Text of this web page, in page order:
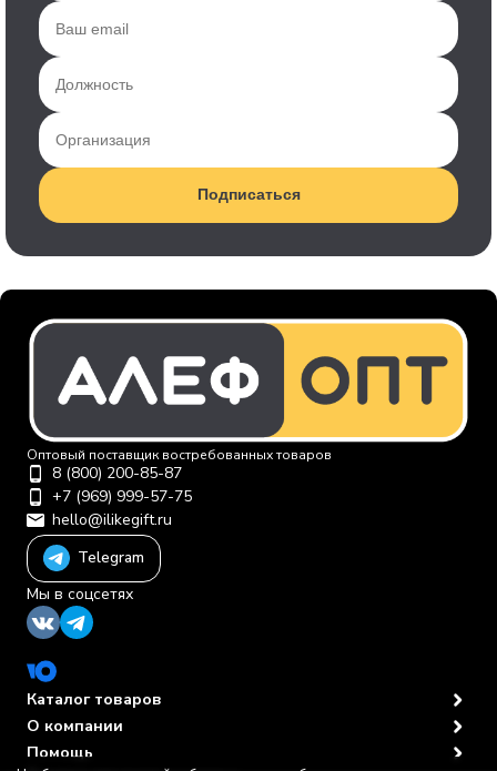
Подписаться
Оптовый поставщик востребованных товаров
8 (800) 200-85-87
+7 (969) 999-57-75
hello@ilikegift.ru
Telegram
Мы в соцсетях
Каталог товаров
О компании
Помощь